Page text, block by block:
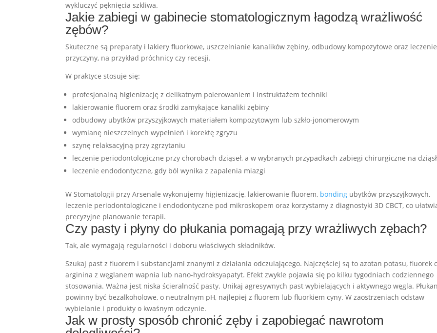
wykluczyć pęknięcia szkliwa.
Jakie zabiegi w gabinecie stomatologicznym łagodzą wrażliwość
zębów?
Skuteczne są preparaty i lakiery fluorkowe, uszczelnianie kanalików zębiny, odbudowy kompozytowe oraz leczenie
przyczyny, na przykład próchnicy czy recesji.
W praktyce stosuje się:
profesjonalną higienizację z delikatnym polerowaniem i instruktażem techniki
lakierowanie fluorem oraz środki zamykające kanaliki zębiny
odbudowy ubytków przyszyjkowych materiałem kompozytowym lub szkło-jonomerowym
wymianę nieszczelnych wypełnień i korektę zgryzu
szynę relaksacyjną przy zgrzytaniu
leczenie periodontologiczne przy chorobach dziąseł, a w wybranych przypadkach zabiegi chirurgiczne na
leczenie endodontyczne, gdy ból wynika z zapalenia miazgi
W Stomatologii przy Arsenale wykonujemy higienizację, lakierowanie fluorem, bonding ubytków przyszyjkowych,
leczenie periodontologiczne i endodontyczne pod mikroskopem oraz korzystamy z diagnostyki 3D CBCT, co
precyzyjne planowanie terapii.
Czy pasty i płyny do płukania pomagają przy wrażliwych zębach?
Tak, ale wymagają regularności i doboru właściwych składników.
Szukaj past z fluorem i substancjami znanymi z działania odczulającego. Najczęściej są to azotan potasu, fluorek
arginina z węglanem wapnia lub nano-hydroksyapatyt. Efekt zwykle pojawia się po kilku tygodniach codziennego
stosowania. Ważna jest niska ścieralność pasty. Unikaj agresywnych past wybielających i aktywnego węgla.
powinny być bezalkoholowe, o neutralnym pH, najlepiej z fluorem lub fluorkiem cyny. W zaostrzeniach odstaw
wybielanie i produkty o kwaśnym odczynie.
Jak w prosty sposób chronić zęby i zapobiegać nawrotom